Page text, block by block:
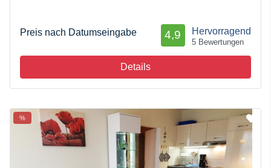
Preis nach Datumseingabe Hervorragend
4,9
5 Bewertungen
Details
%